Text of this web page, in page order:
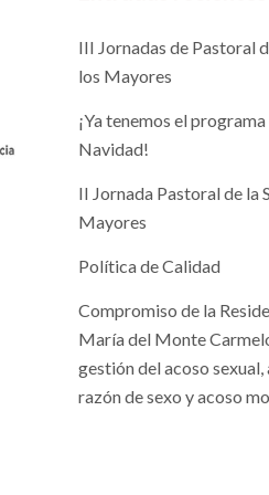
III Jornadas de Pastoral
los Mayores
¡Ya tenemos el programa
Navidad!
II Jornada Pastoral de la
Mayores
Política de Calidad
Compromiso de la
María del Monte
gestión del acoso
razón de sexo y acoso